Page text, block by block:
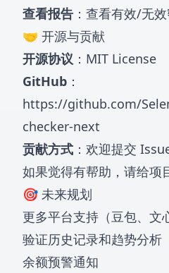
查看报告 ：查看有效/无
🤝 开源与贡献
开源协议 ：MIT License
GitHub ：
https://github.com/
checker-next
贡献方式 ：欢迎提交
如果觉得有帮助，请给项
🎯 未来规划
更多平台支持（豆包、文
验证历史记录和趋势分析
余额预警通知